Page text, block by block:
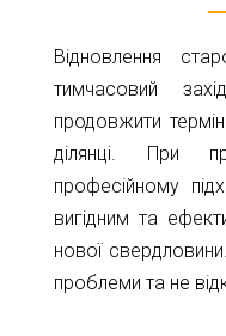
Відновлення
тимчасовий
продовжити
ділянці. При
професійному
вигідним та
нової
проблеми та не